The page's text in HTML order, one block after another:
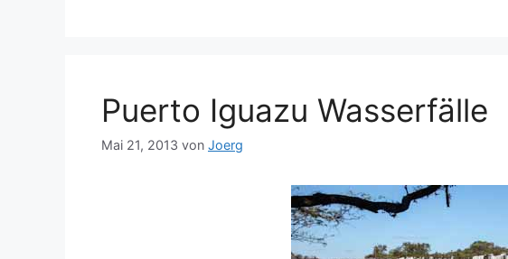
Puerto Iguazu Wasserfälle
Mai 21, 2013 von Joerg